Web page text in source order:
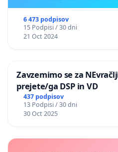
6 473 podpisov
15 Podpisi / 30 dni
21 Oct 2024
Zavzemimo se za
prejete/ga DSP in VD
437 podpisov
13 Podpisi / 30 dni
30 Oct 2025